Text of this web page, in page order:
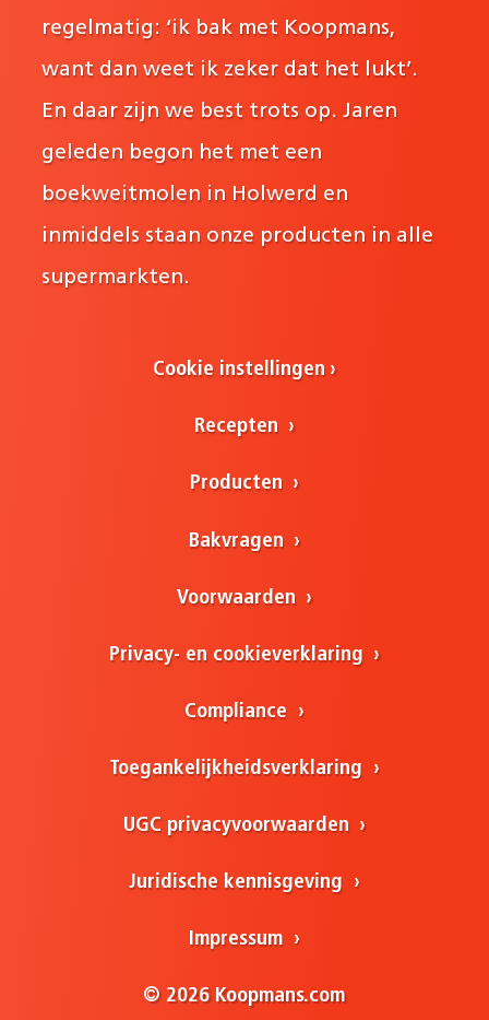
regelmatig: ‘ik bak met Koopmans,
want dan weet ik zeker dat het lukt’.
En daar zijn we best trots op. Jaren
geleden begon het met een
boekweitmolen in Holwerd en
inmiddels staan onze producten in alle
supermarkten.
Cookie instellingen
Recepten
Producten
Bakvragen
Voorwaarden
Privacy- en cookieverklaring
Compliance
Toegankelijkheidsverklaring
UGC privacyvoorwaarden
Juridische kennisgeving
Impressum
© 2026 Koopmans.com